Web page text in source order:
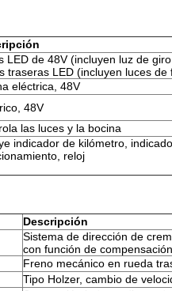
LED de 48V (incluyen luz de
traseras LED (incluyen luces de
eléctrica, 48V
48V
las luces y la bocina
indicador de kilómetro,
reloj
Descripción
Sistema de dirección de
con función de
Freno mecánico en rueda
Tipo Holzer, cambio de